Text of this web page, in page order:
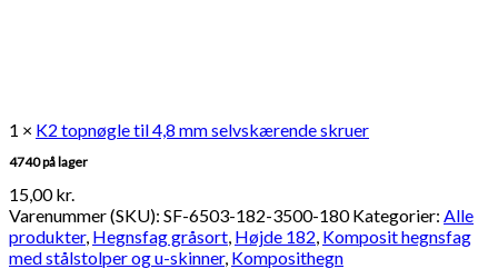
1 × K2 topnøgle til 4,8 mm selvskærende skruer
4740 på lager
15,00kr.
Varenummer (SKU): SF-6503-182-3500-180 Kategorier: Alle
produkter, Hegnsfag gråsort, Højde 182, Komposit hegnsfag
med stålstolper og u-skinner, Komposithegn